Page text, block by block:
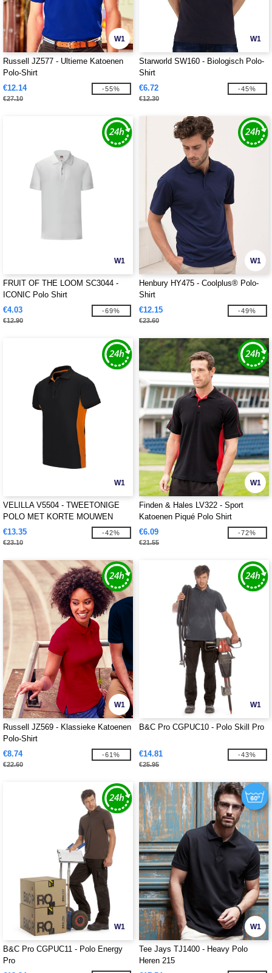
W1
Russell JZ577 - Ultieme Katoenen
Polo-Shirt
€12.14
€27.10
-55%
W1
Starworld SW160 - Biologisch Polo-
Shirt
€6.72
€12.30
-45%
W1
FRUIT OF THE LOOM SC3044 -
ICONIC Polo Shirt
€4.03
€12.90
-69%
W1
Henbury HY475 - Coolplus® Polo-
Shirt
€12.15
€23.60
-49%
W1
VELILLA V5504 - TWEETONIGE
POLO MET KORTE MOUWEN
€13.35
€23.10
-42%
W1
Finden & Hales LV322 - Sport
Katoenen Piqué Polo Shirt
€6.09
€21.55
-72%
W1
Russell JZ569 - Klassieke Katoenen
Polo-Shirt
€8.74
€22.60
-61%
W1
B&C Pro CGPUC10 - Polo Skill Pro
€14.81
€25.95
-43%
W1
B&C Pro CGPUC11 - Polo Energy
Pro
W1
Tee Jays TJ1400 - Heavy Polo
Heren 215